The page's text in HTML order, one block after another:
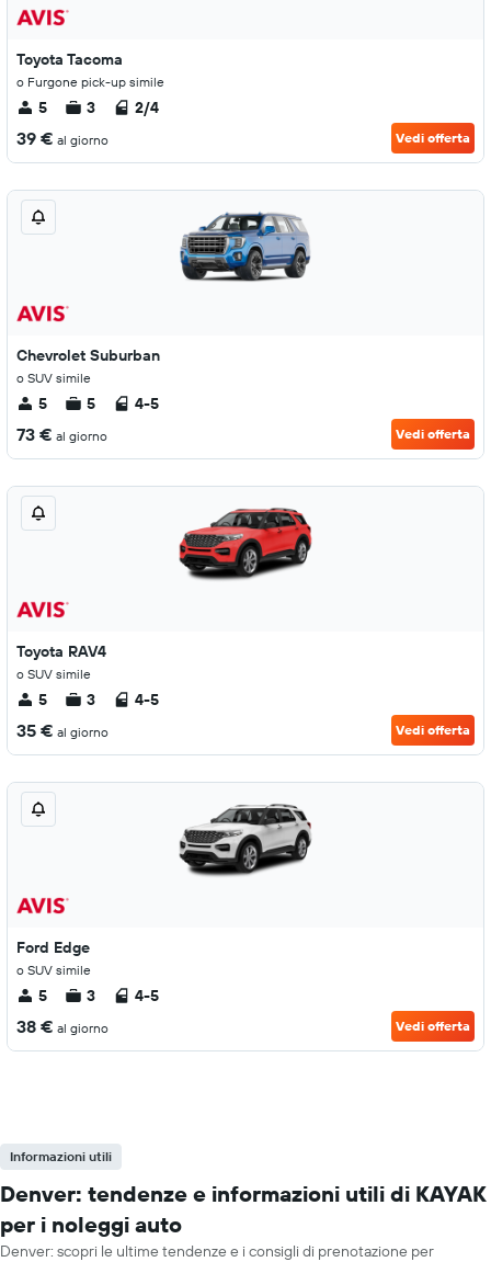
Toyota Tacoma
o Furgone pick-up simile
5 3 2/4
39 € al giorno Vedi offerta
Chevrolet Suburban
o SUV simile
5 5 4-5
73 € al giorno Vedi offerta
Toyota RAV4
o SUV simile
5 3 4-5
35 € al giorno Vedi offerta
Ford Edge
o SUV simile
5 3 4-5
38 € al giorno Vedi offerta
Informazioni utili
Denver: tendenze e informazioni utili di KAYAK
per i noleggi auto
Denver: scopri le ultime tendenze e i consigli di prenotazione per